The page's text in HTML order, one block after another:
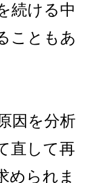
続ける中
こともあ
因を分析
直して再
められま